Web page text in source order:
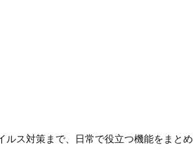
ルス対策まで、日常で役立つ機能をまと